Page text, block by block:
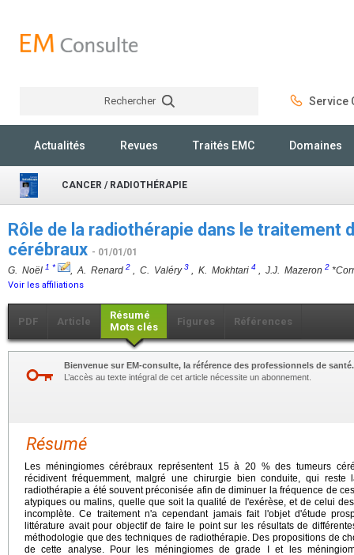
Rechercher Service
Actualités Revues Traités EMC Domaines
CANCER / RADIOTHÉRAPIE
Rôle de la radiothérapie dans le traitement
cérébraux - 01/01/01
G. Noël 1 * , A. Renard 2 , C. Valéry3 , K. Mokhtari 4 , J.J. Mazeron 2
Voir les affiliations
PDF Article
Résumé
Mots clés
Figures Références
Bienvenue sur EM-consulte, la référence des professionnels de santé.
L’accès au texte intégral de cet article nécessite un abonnement.
Résumé
Les méningiomes cérébraux représentent 15 à 20 % des tumeurs
récidivent fréquemment, malgré une chirurgie bien conduite, qui
radiothérapie a été souvent préconisée afin de diminuer la fréquence de
atypiques ou malins, quelle que soit la qualité de l'exérèse, et de celui
incomplète. Ce traitement n'a cependant jamais fait l'objet d'étude
littérature avait pour objectif de faire le point sur les résultats de
méthodologie que des techniques de radiothérapie. Des propositions de
de cette analyse. Pour les méningiomes de grade I et les